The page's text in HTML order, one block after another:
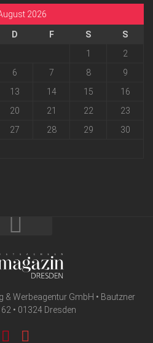
2026
D F S
S
1
2
6 7 8
9
13 14 15
16
20 21 22
23
27 28 29
30
Werbeagentur GmbH • Bautzner
• 01324 Dresden